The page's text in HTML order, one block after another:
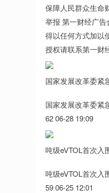
保障人民群众生命
举报 第一财经广
得以任何方式加以
授权请联系第一财
国家发展改革委紧
国家发展改革委紧
62 06-28 19:09
吨级eVTOL首次入
吨级eVTOL首次入
59 06-25 12:01